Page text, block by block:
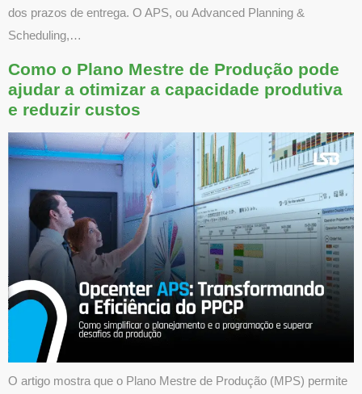
dos prazos de entrega. O APS, ou Advanced Planning &
Scheduling,…
Como o Plano Mestre de Produção pode
ajudar a otimizar a capacidade produtiva
e reduzir custos
O artigo mostra que o Plano Mestre de Produção (MPS) permite